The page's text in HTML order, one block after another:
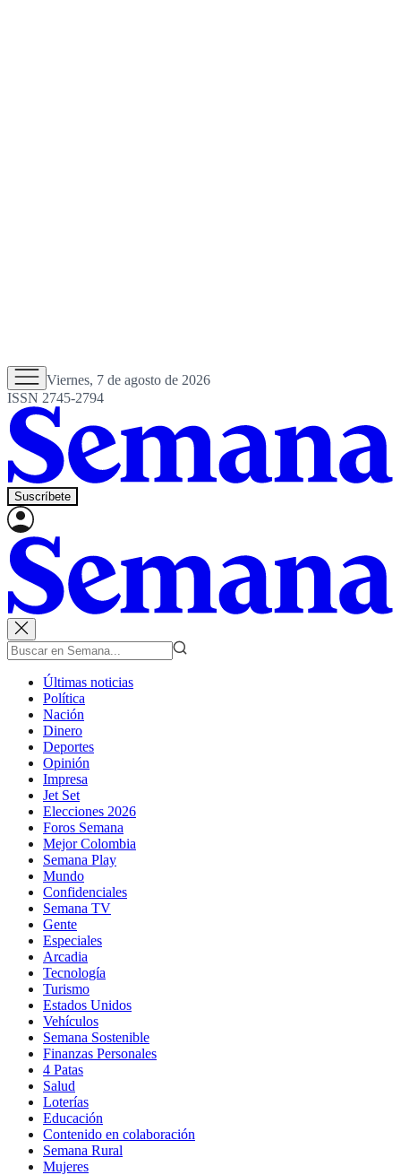
Viernes, 7 de agosto de 2026
ISSN 2745-2794
Suscríbete
Últimas noticias
Política
Nación
Dinero
Deportes
Opinión
Impresa
Jet Set
Elecciones 2026
Foros Semana
Mejor Colombia
Semana Play
Mundo
Confidenciales
Semana TV
Gente
Especiales
Arcadia
Tecnología
Turismo
Estados Unidos
Vehículos
Semana Sostenible
Finanzas Personales
4 Patas
Salud
Loterías
Educación
Contenido en colaboración
Semana Rural
Mujeres